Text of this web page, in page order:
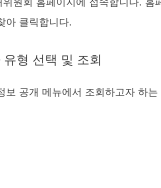
아 클릭합니다.
유형 선택 및 조회
보 공개 메뉴에서 조회하고자 하